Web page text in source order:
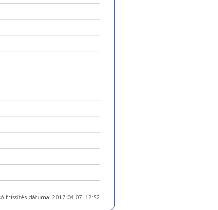
frissítés dátuma: 2017.04.07. 12:52